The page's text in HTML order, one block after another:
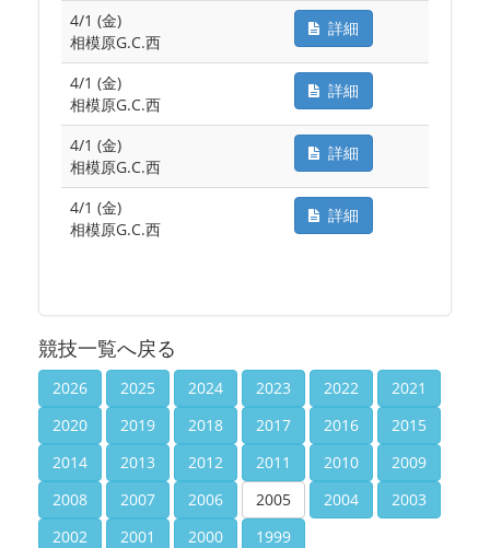
4/1 (金)
相模原G.C.西
詳細
4/1 (金)
相模原G.C.西
詳細
4/1 (金)
相模原G.C.西
詳細
4/1 (金)
相模原G.C.西
詳細
競技一覧へ戻る
2026 2025 2024 2023 2022
2021
2020
2019 2018 2017 2016
2015
2014
2013 2012 2011 2010
2009
2008
2007 2006 2005 2004
2003
2002
2001 2000 1999